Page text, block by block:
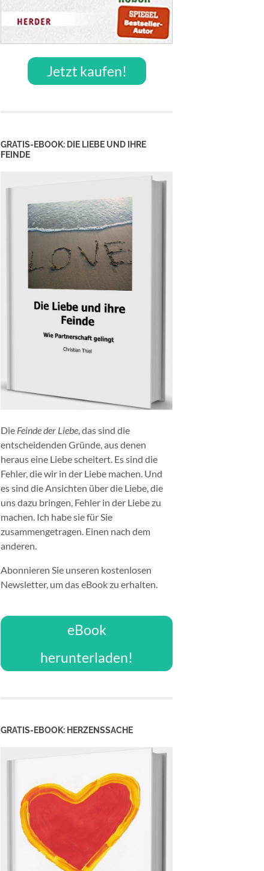
Jetzt kaufen!
GRATIS-EBOOK: DIE LIEBE UND IHRE
FEINDE
Die Feinde der Liebe , das sind die
entscheidenden Gründe, aus denen
heraus eine Liebe scheitert. Es sind die
Fehler, die wir in der Liebe machen. Und
es sind die Ansichten über die Liebe, die
uns dazu bringen, Fehler in der Liebe zu
machen. Ich habe sie für Sie
zusammengetragen. Einen nach dem
anderen.
Abonnieren Sie unseren kostenlosen
Newsletter, um das eBook zu erhalten.
eBook
herunterladen!
GRATIS-EBOOK: HERZENSSACHE